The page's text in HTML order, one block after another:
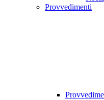
Provvedimenti